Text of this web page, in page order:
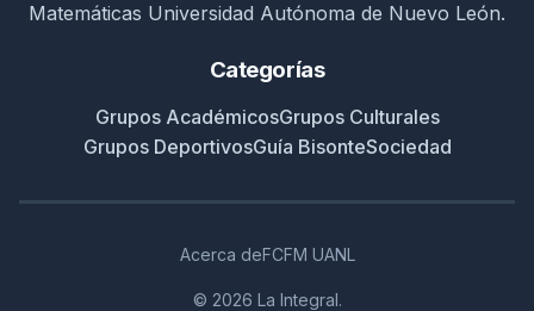
Matemáticas Universidad Autónoma de Nuevo León.
Categorías
Grupos AcadémicosGrupos Culturales
Grupos DeportivosGuía BisonteSociedad
Acerca deFCFM UANL
© 2026 La Integral.